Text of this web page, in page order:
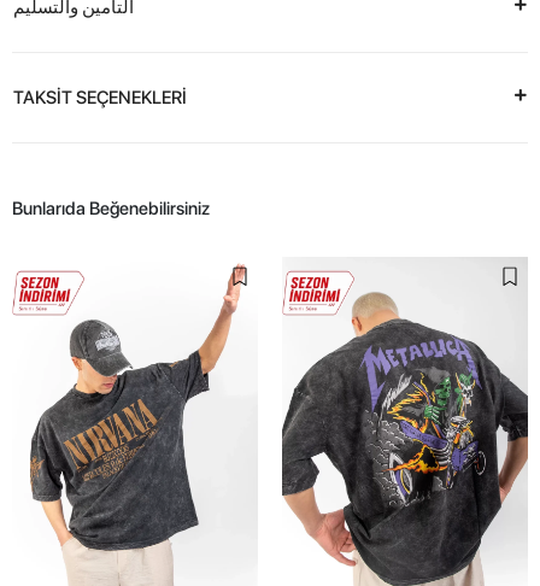
التأمين والتسليم
TAKSİT SEÇENEKLERİ
Bunlarıda Beğenebilirsiniz